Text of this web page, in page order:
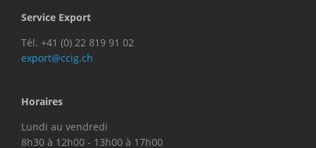
Service Export
Tél. +41 (0) 22 819 91 02
export@ccig.ch
Horaires
Lundi au vendredi
8h30 à 12h00 - 13h00 à 17h00